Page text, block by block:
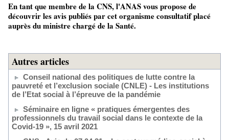
En tant que membre de la CNS, l'ANAS vous propose de
découvrir les avis publiés par cet organisme consultatif placé
auprès du ministre chargé de la Santé.
Autres articles
Conseil national des politiques de lutte contre la
pauvreté et l’exclusion sociale (CNLE) - Les institutions
de l’Etat social à l’épreuve de la pandémie
Séminaire en ligne « pratiques émergentes des
professionnels du travail social dans le contexte de la
Covid-19 », 15 avril 2021